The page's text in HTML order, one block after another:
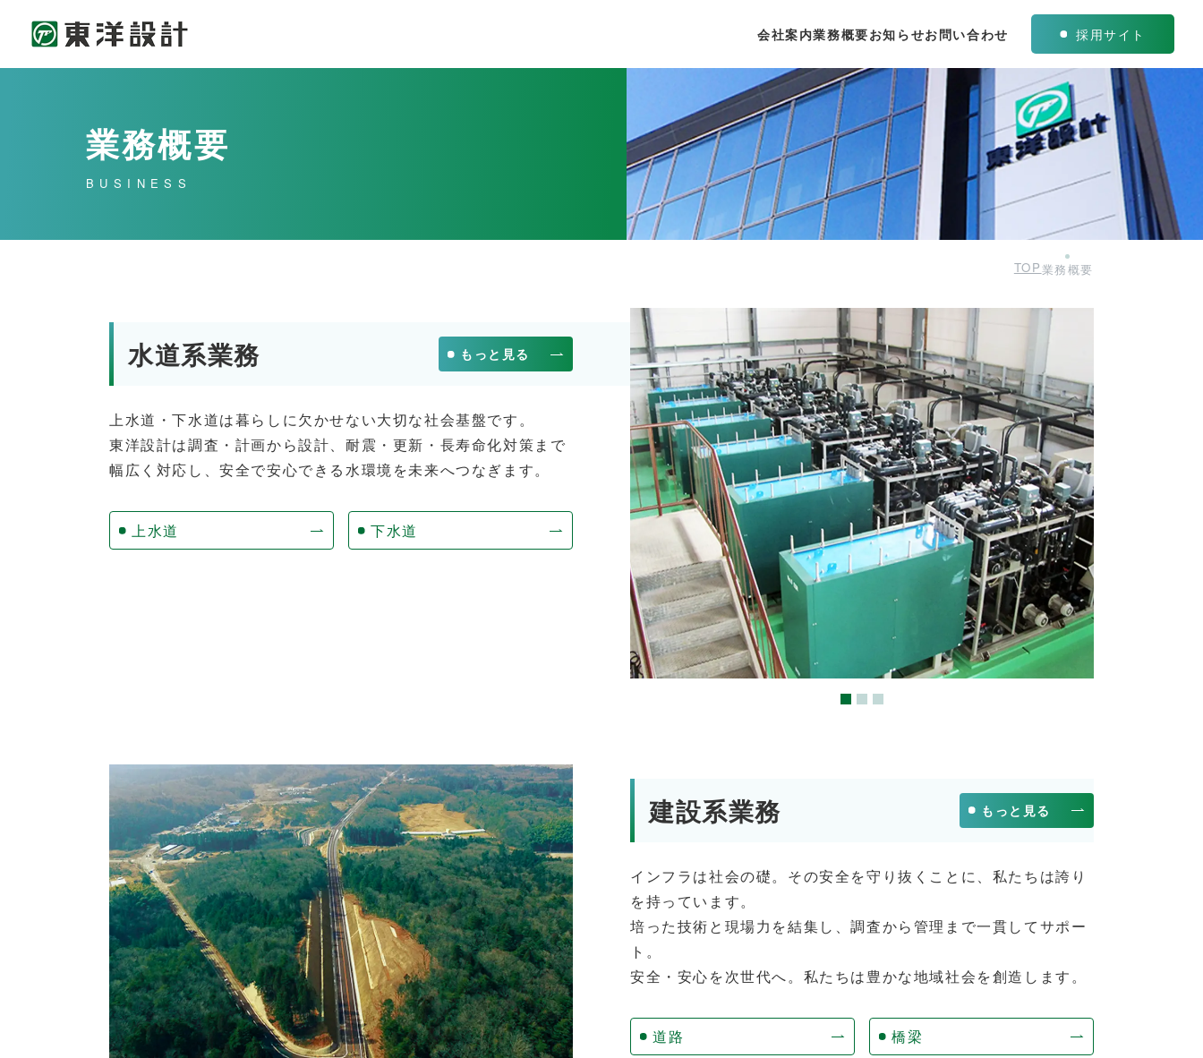
会社案内業務概要お知らせお問い合わせ 採用サイト
業務概要
BUSINESS
TOP業務概要
水道系業務 もっと見る
上水道・下水道は暮らしに欠かせない大切な社会基盤です。
東洋設計は調査・計画から設計、耐震・更新・長寿命化対策まで
幅広く対応し、安全で安心できる水環境を未来へつなぎます。
上水道 下水道
建設系業務 もっと見る
インフラは社会の礎。その安全を守り抜くことに、私たちは誇り
を持っています。
培った技術と現場力を結集し、調査から管理まで一貫してサポー
ト。
安全・安心を次世代へ。私たちは豊かな地域社会を創造します。
道路 橋梁